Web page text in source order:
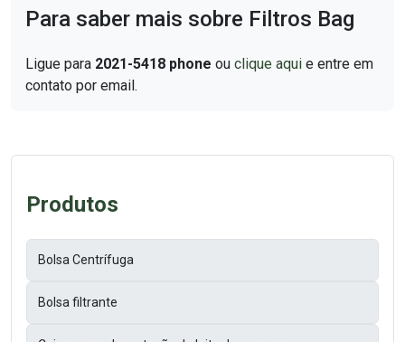
Para saber mais sobre Filtros Bag
Ligue para 2021-5418 phone ou clique aqui e entre em
contato por email.
Produtos
Bolsa Centrífuga
Bolsa filtrante